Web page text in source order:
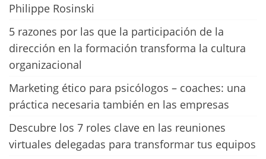
Philippe Rosinski
5 razones por las que la participación de la
dirección en la formación transforma la cultura
organizacional
Marketing ético para psicólogos – coaches: una
práctica necesaria también en las empresas
Descubre los 7 roles clave en las reuniones
virtuales delegadas para transformar tus equipos